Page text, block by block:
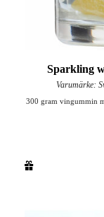
Sparkling
Varumärke:
300 gram vingummin